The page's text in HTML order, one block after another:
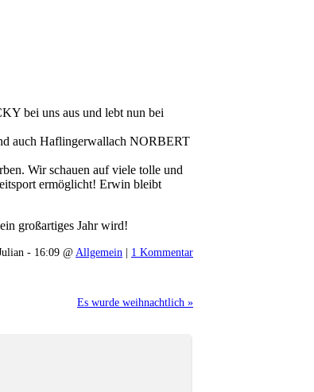
bei uns aus und lebt nun bei
auch Haflingerwallach NORBERT
Wir schauen auf viele tolle und
ermöglicht! Erwin bleibt
großartiges Jahr wird!
- 16:09 @ Allgemein | 1 Kommentar
Es wurde weihnachtlich »